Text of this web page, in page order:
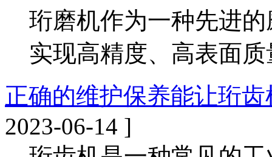
珩磨机作为一种先进
实现高精度、高表面
正确的维护保养能让珩
2023-06-14 ]